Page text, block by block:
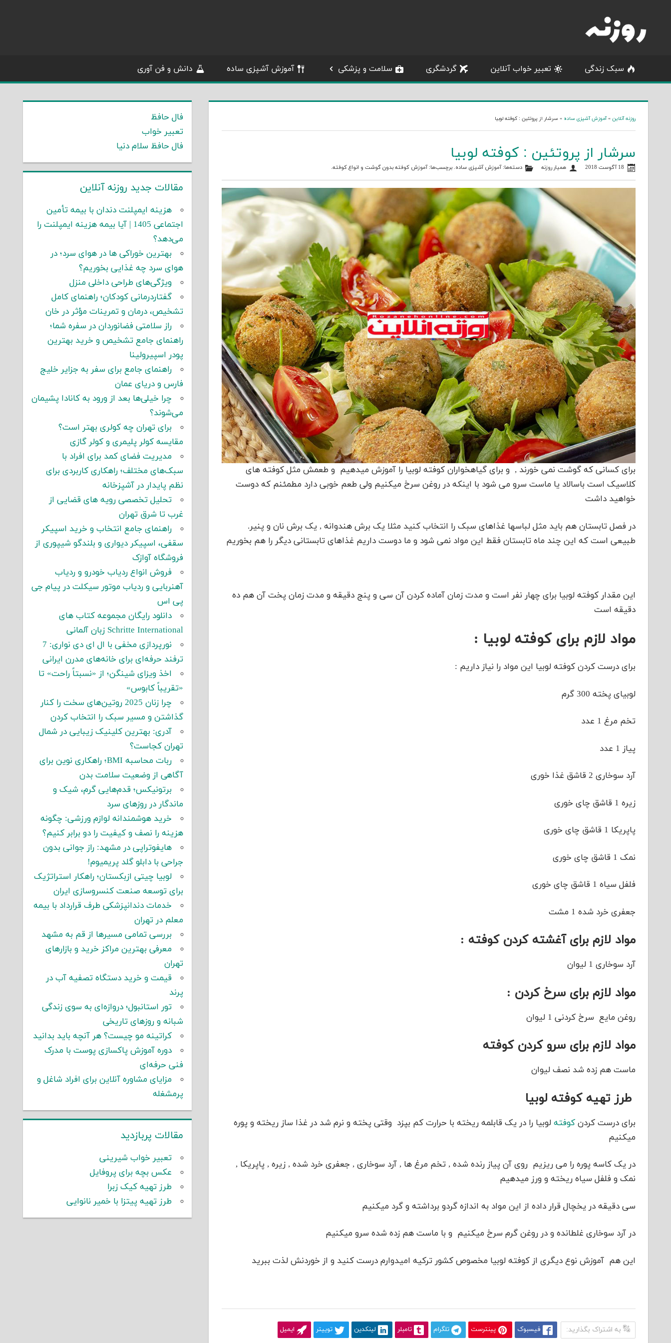
content
سبک زندگی تعبیر خواب آنلاین گردشگری سلامت و پزشکی آموزش آشپزی ساده دانش و فن آوری
روزنه آنلاین »آموزش آشپزی ساده » سرشار از پروتئین : کوفته لوبیا
سرشار از پروتئین : کوفته لوبیا
18 آگوست 2018 همیار روزنه دسته‌ها:آموزش آشپزی ساده. برچسب‌ها:آموزش کوفته بدون گوشت و انواع کوفته.
برای کسانی که گوشت نمی خورند , و برای گیاهخواران کوفته لوبیا را آموزش میدهیم و طعمش مثل کوفته های
کلاسیک است باسالاد یا ماست سرو می شود با اینکه در روغن سرخ میکنیم ولی طعم خوبی دارد مطمئنم که دوست
خواهید داشت
در فصل تابستان هم باید مثل لباسها غذاهای سبک را انتخاب کنید مثلا یک برش هندوانه , یک برش نان و پنیر.
طبیعی است که این چند ماه تابستان فقط این مواد نمی شود و ما دوست داریم غذاهای تابستانی دیگر را هم بخوریم
این مقدار کوفته لوبیا برای چهار نفر است و مدت زمان آماده کردن آن سی و پنج دقیقه و مدت زمان پخت آن هم ده
دقیقه است
مواد لازم برای کوفته لوبیا :
برای درست کردن کوفته لوبیا این مواد را نیاز داریم :
لوبیای پخته 300 گرم
تخم مرغ 1 عدد
پیاز 1 عدد
آرد سوخاری 2 قاشق غذا خوری
زیره 1 قاشق چای خوری
پاپریکا 1 قاشق چای خوری
نمک 1 قاشق چای خوری
فلفل سیاه 1 قاشق چای خوری
جعفری خرد شده 1 مشت
مواد لازم برای آغشته کردن کوفته :
آرد سوخاری 1 لیوان
مواد لازم برای سرخ کردن :
روغن مایع سرخ کردنی 1 لیوان
مواد لازم برای سرو کردن کوفته
ماست هم زده شد نصف لیوان
طرز تهیه کوفته لوبیا
برای درست کردنکوفته لوبیا را در یک قابلمه ریخته با حرارت کم بپزد وقتی پخته و نرم شد در غذا ساز ریخته و پوره
میکنیم
در یک کاسه پوره را می ریزیم روی آن پیاز رنده شده , تخم مرغ ها , آرد سوخاری , جعفری خرد شده , زیره , پاپریکا ,
نمک و فلفل سیاه ریخته و ورز میدهیم
سی دقیقه در یخچال قرار داده از این مواد به اندازه گردو برداشته و گرد میکنیم
در آرد سوخاری غلطانده و در روغن گرم سرخ میکنیم و با ماست هم زده شده سرو میکنیم
این هم آموزش نوع دیگری از کوفته لوبیا مخصوص کشور ترکیه امیدوارم درست کنید و از خوردنش لذت ببرید
به اشتراک بگذارید: فیسبوک پینترست تلگرام تامبلر لینکدین توییتر ایمیل
فال حافظ
تعبیر خواب
فال حافظ سلام دنیا
مقالات جدید روزنه آنلاین
هزینه ایمپلنت دندان با بیمه تأمین
اجتماعی 1405 | آیا بیمه هزینه ایمپلنت را
می‌دهد؟
بهترین خوراکی ها در هوای سرد؛ در
هوای سرد چه غذایی بخوریم؟
ویژگی‌های طراحی داخلی منزل
گفتاردرمانی کودکان؛ راهنمای کامل
تشخیص، درمان و تمرینات مؤثر در خان
راز سلامتی فضانوردان در سفره شما؛
راهنمای جامع تشخیص و خرید بهترین
پودر اسپیرولینا
راهنمای جامع برای سفر به جزایر خلیج
فارس و دریای عمان
چرا خیلی‌ها بعد از ورود به کانادا پشیمان
می‌شوند؟
برای تهران چه کولری بهتر است؟
مقایسه کولر پلیمری و کولر گازی
مدیریت فضای کمد برای افراد با
سبک‌های مختلف؛ راهکاری کاربردی برای
نظم پایدار در آشپزخانه
تحلیل تخصصی رویه های قضایی از
غرب تا شرق تهران
راهنمای جامع انتخاب و خرید اسپیکر
سقفی، اسپیکر دیواری و بلندگو شیپوری از
فروشگاه آوازک
فروش انواع ردیاب خودرو و ردیاب
آهنربایی و ردیاب موتور سیکلت در پیام جی
پی اس
دانلود رایگان مجموعه کتاب های
Schritte International زبان آلمانی
نورپردازی مخفی با ال ای دی نواری: 7
ترفند حرفه‌ای برای خانه‌های مدرن ایرانی
اخذ ویزای شینگن؛ از «نسبتاً راحت» تا
«تقریباً کابوس»
چرا زنان 2025 روتین‌های سخت را کنار
گذاشتن و مسیر سبک را انتخاب کردن
آدری: بهترین کلینیک زیبایی در شمال
تهران کجاست؟
ربات محاسبه BMI؛ راهکاری نوین برای
آگاهی از وضعیت سلامت بدن
برتونیکس؛ قدم‌هایی گرم، شیک و
ماندگار در روزهای سرد
خرید هوشمندانه لوازم ورزشی: چگونه
هزینه را نصف و کیفیت را دو برابر کنیم؟
هایفوتراپی در مشهد: راز جوانی بدون
جراحی با دابلو گلد پریمیوم!
لوبیا چیتی ازبکستان؛ راهکار استراتژیک
برای توسعه صنعت کنسروسازی ایران
خدمات دندانپزشکی طرف قرارداد با بیمه
معلم در تهران
بررسی تمامی مسیرها از قم به مشهد
معرفی بهترین مراکز خرید و بازارهای
تهران
قیمت و خرید دستگاه تصفیه آب در
پرند
تور استانبول؛ دروازه‌ای به سوی زندگی
شبانه و روزهای تاریخی
کراتینه مو چیست؟ هر آنچه باید بدانید
دوره آموزش پاکسازی پوست با مدرک
فنی حرفه‌ای
مزایای مشاوره آنلاین برای افراد شاغل و
پرمشغله
مقالات پربازدید
تعبیر خواب شیرینی
عکس بچه برای پروفایل
طرز تهیه کیک زبرا
طرز تهیه پیتزا با خمیر نانوایی